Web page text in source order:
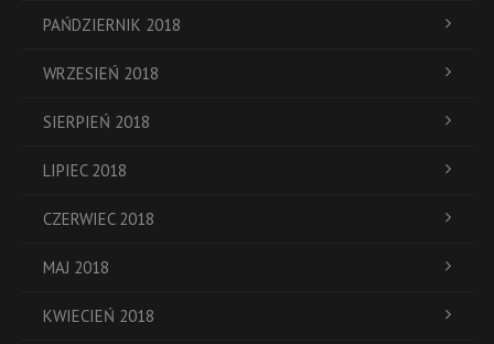
PAŃDZIERNIK 2018
WRZESIEŃ 2018
SIERPIEŃ 2018
LIPIEC 2018
CZERWIEC 2018
MAJ 2018
KWIECIEŃ 2018